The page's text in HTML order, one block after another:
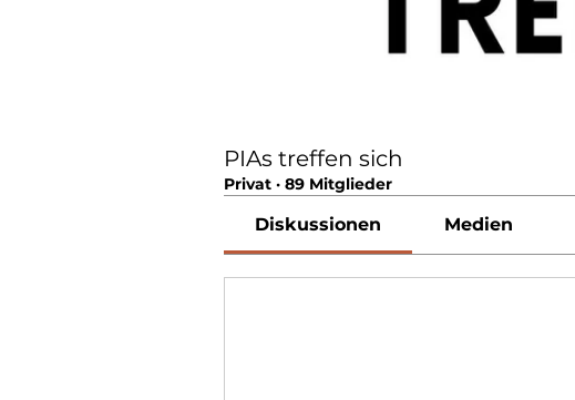
PIAs treffen sich
Privat · 89 Mitglieder
Diskussionen Medien